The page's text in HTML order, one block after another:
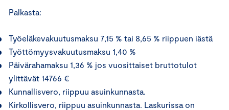
Palkasta:
Työeläkevakuutusmaksu 7,15 % tai 8,65 % riippuen iästä
Työttömyysvakuutusmaksu 1,40 %
Päivärahamaksu 1,36 % jos vuosittaiset bruttotulot
ylittävät 14766 €
Kunnallisvero, riippuu asuinkunnasta.
Kirkollisvero, riippuu asuinkunnasta. Laskurissa on